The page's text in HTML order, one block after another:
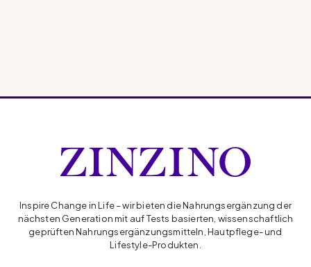
Inspire Change in Life – wir bieten die Nahrungsergänzung der
nächsten Generation mit auf Tests basierten, wissenschaftlich
geprüften Nahrungsergänzungsmitteln, Hautpflege- und
Lifestyle-Produkten.